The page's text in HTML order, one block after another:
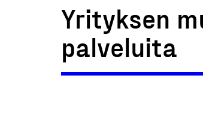
Yrityksen
palveluita